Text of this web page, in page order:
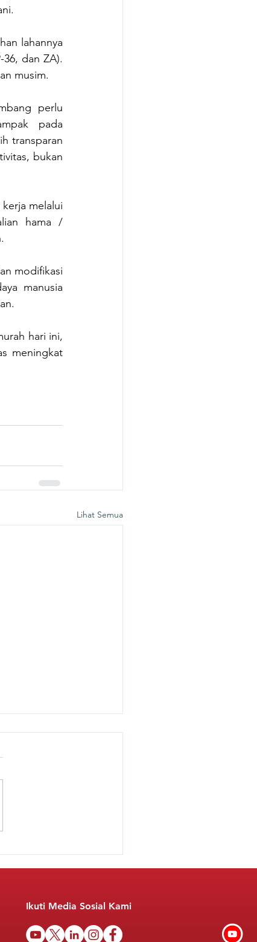
lahannya
dan ZA).
musim.
perlu
pada
transparan
bukan
melalui
hama /
modifikasi
manusia
hari ini,
meningkat
Lihat Semua
Indonesia
Ikuti Media Sosial Kami